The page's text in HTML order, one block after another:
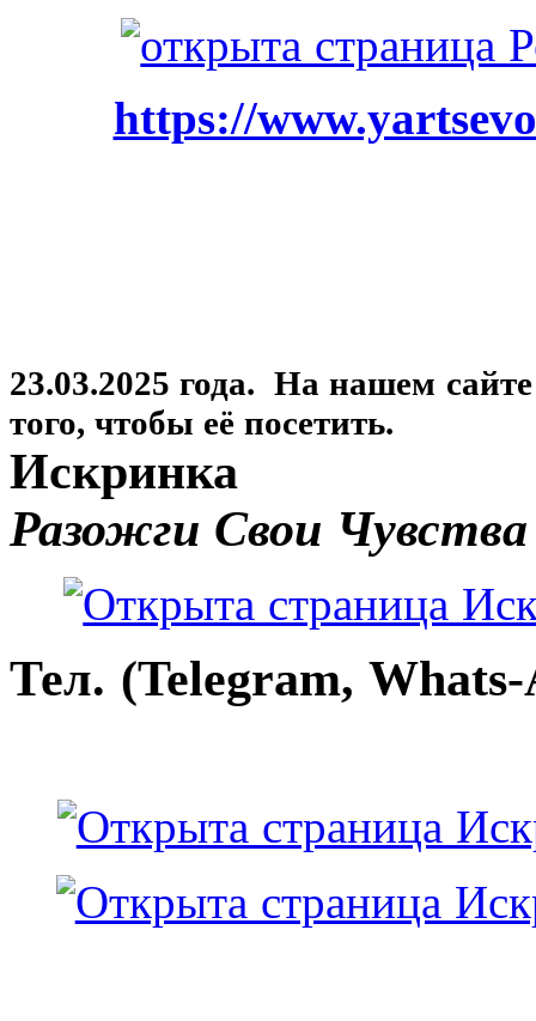
https://
23.03.2025 года. На нашем
того, чтобы её посетить.
Искринка
Разожги Свои Чувства
Тел. (Telegram,